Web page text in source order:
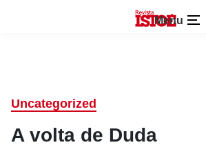
Menu
Uncategorized
A volta de Duda